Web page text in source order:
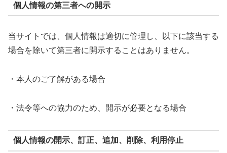
個人情報の第三者への開示
当サイトでは、個人情報は適切に管理し、以下に該当する
場合を除いて第三者に開示することはありません。
・本人のご了解がある場合
・法令等への協力のため、開示が必要となる場合
個人情報の開示、訂正、追加、削除、利用停止